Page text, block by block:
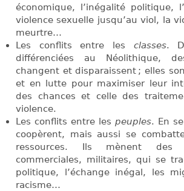
économique, l’inégalité politique,
violence sexuelle jusqu’au viol, la
meurtre…
Les conflits entre les classes.
différenciées au Néolithique,
changent et disparaissent ; elles
et en lutte pour maximiser leur
des chances et celle des
violence.
Les conflits entre les peuples. En
coopèrent, mais aussi se
ressources. Ils mènent des
commerciales, militaires, qui se
politique, l’échange inégal, les
racisme…